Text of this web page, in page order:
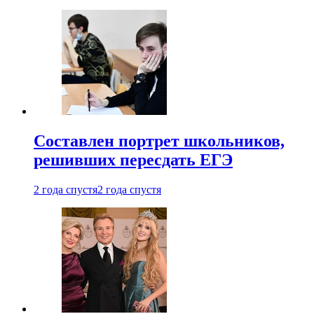
Составлен портрет школьников,
решивших пересдать ЕГЭ
2 года спустя2 года спустя